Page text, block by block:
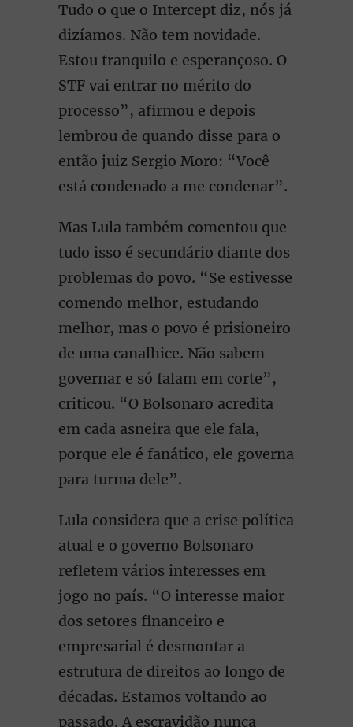
Tudo o que o Intercept diz, nós já
dizíamos. Não tem novidade.
Estou tranquilo e esperançoso. O
STF vai entrar no mérito do
processo”, afirmou e depois
lembrou de quando disse para o
então juiz Sergio Moro: “Você
está condenado a me condenar”.
Mas Lula também comentou que
tudo isso é secundário diante dos
problemas do povo. “Se estivesse
comendo melhor, estudando
melhor, mas o povo é prisioneiro
de uma canalhice. Não sabem
governar e só falam em corte”,
criticou. “O Bolsonaro acredita
em cada asneira que ele fala,
porque ele é fanático, ele governa
para turma dele”.
Lula considera que a crise política
atual e o governo Bolsonaro
refletem vários interesses em
jogo no país. “O interesse maior
dos setores financeiro e
empresarial é desmontar a
estrutura de direitos ao longo de
décadas. Estamos voltando ao
passado. A escravidão nunca